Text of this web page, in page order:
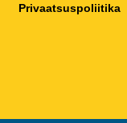
Privaatsuspoliitika